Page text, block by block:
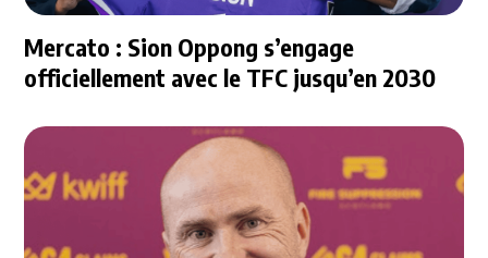
Mercato : Sion Oppong s’engage
officiellement avec le TFC jusqu’en 2030